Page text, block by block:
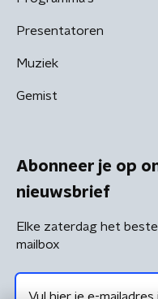
Presentatoren
Muziek
Gemist
Abonneer je op
nieuwsbrief
Elke zaterdag het
mailbox